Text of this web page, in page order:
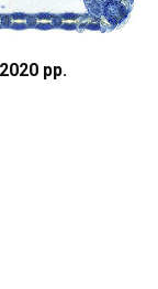
рр.